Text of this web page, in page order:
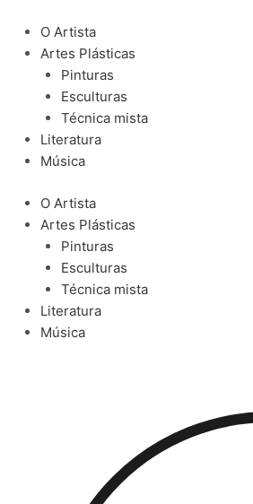
para
conteúdo
O Artista
Artes Plásticas
Pinturas
Esculturas
Técnica mista
Literatura
Música
O Artista
Artes Plásticas
Pinturas
Esculturas
Técnica mista
Literatura
Música